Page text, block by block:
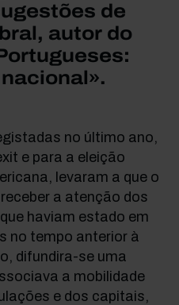
de
autor do
no último ano,
e para a eleição
levaram a que o
a atenção dos
haviam estado em
no tempo anterior à
difundira-se uma
a mobilidade
e dos capitais,